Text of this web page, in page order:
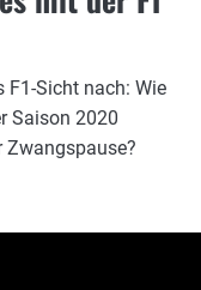
F1-Sicht nach: Wie
Saison 2020
Zwangspause?